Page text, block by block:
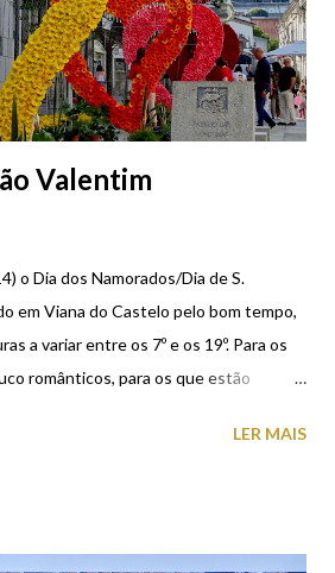
Valentim
o Dia dos Namorados/Dia de S.
em Viana do Castelo pelo bom tempo,
a variar entre os 7º e os 19º. Para os
românticos, para os que estão
LER MAIS